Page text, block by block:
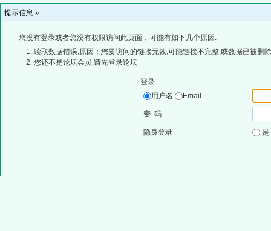
提示信息 »
您没有登录或者您没有权限访问此页面，可能有如下几个原因:
读取数据错误,原因：您要访问的链接无效,可能链接不完整,或数据已被删
您还不是论坛会员,请先登录论坛
登录
用户名
Email
密 码
隐身登录